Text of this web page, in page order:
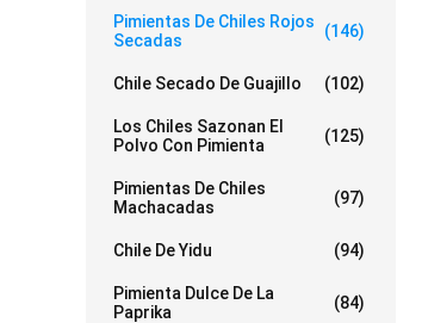
Pimientas De Chiles Rojos
Secadas
(146)
Chile Secado De Guajillo (102)
Los Chiles Sazonan El
Polvo Con Pimienta
(125)
Pimientas De Chiles
Machacadas
(97)
Chile De Yidu (94)
Pimienta Dulce De La
Paprika
(84)